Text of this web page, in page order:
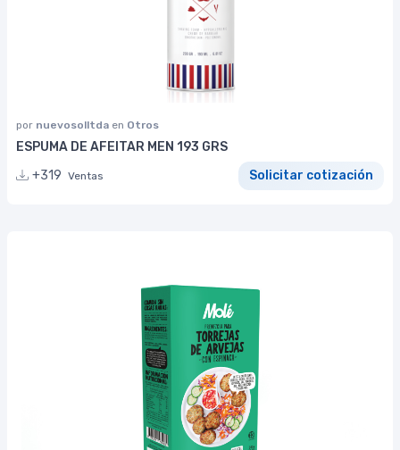
por nuevosolltda en Otros
ESPUMA DE AFEITAR MEN 193 GRS
+319 Ventas Solicitar cotización